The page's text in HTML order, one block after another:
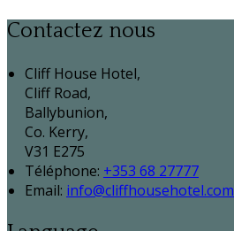
Contactez nous
Cliff House Hotel,
Cliff Road,
Ballybunion,
Co. Kerry,
V31 E275
Téléphone: +353 68 27777
Email: info@cliffhousehotel.com